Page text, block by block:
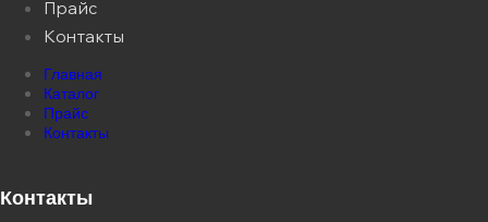
Прайс
Контакты
Главная
Каталог
Прайс
Контакты
Контакты